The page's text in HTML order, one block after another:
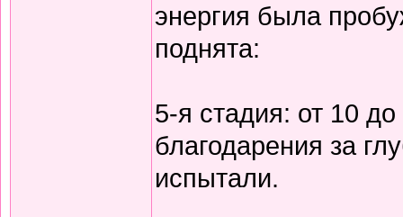
энергия была
поднята:
5-я стадия: от 10
благодарения за
испытали.